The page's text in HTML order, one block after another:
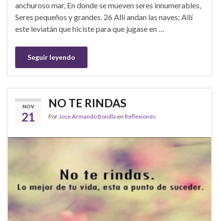
anchuroso mar, En donde se mueven seres innumerables,
Seres pequeños y grandes. 26 Allí andan las naves; Allí
este leviatán que hiciste para que jugase en …
Seguir leyendo
NOV
21
NO TE RINDAS
PorJose Armando Bonilla en Reflexiones